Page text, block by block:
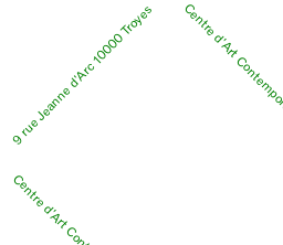
9 rue Jeanne d’Arc 10000 Troyes Centre d’Art Contemporain